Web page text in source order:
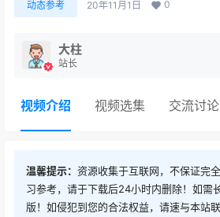
动态参考 20年11月1日 0
大柱
站长
视频介绍 视频选集 交流讨论
温馨提示： 资源收集于互联网，不保证完
习参考，请于下载后24小时内删除！如需
版！如侵犯到您的合法权益，请速与本站